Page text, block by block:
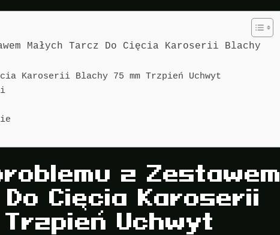
Małych Tarcz Do Cięcia Karoserii Blachy
Karoserii Blachy 75 mm Trzpień Uchwyt
z Zestawem
Cięcia Karoserii
Uchwyt